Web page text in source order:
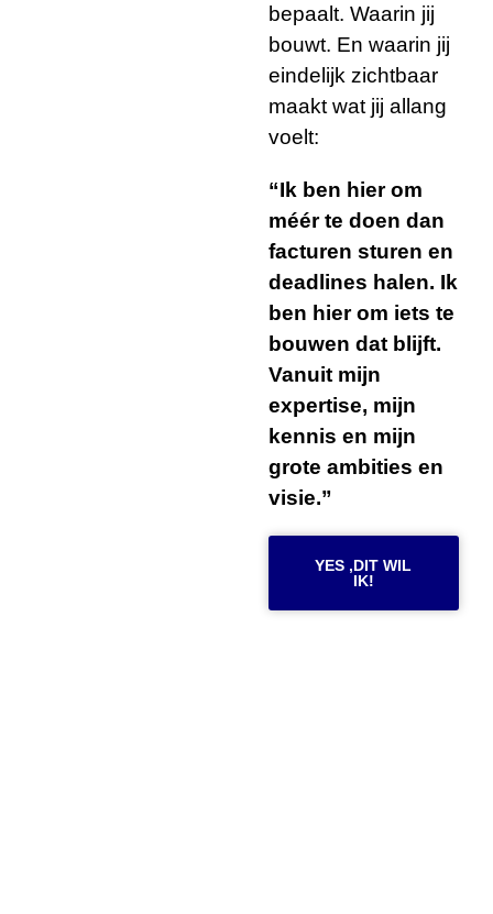
bepaalt. Waarin jij
bouwt. En waarin jij
eindelijk zichtbaar
maakt wat jij allang
voelt:
“Ik ben hier om
méér te doen dan
facturen sturen en
deadlines halen. Ik
ben hier om iets te
bouwen dat blijft.
Vanuit mijn
expertise, mijn
kennis en mijn
grote ambities en
visie.”
YES ,DIT WIL
IK!